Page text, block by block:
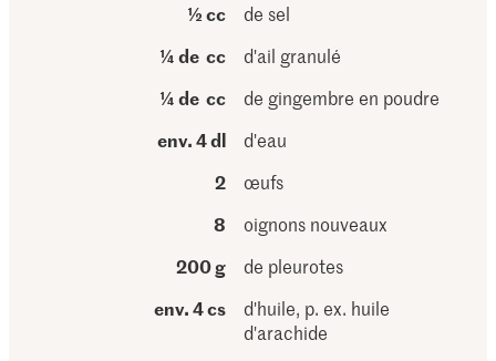
½ cc
de sel
¼ de cc
d'ail granulé
¼ de cc
de gingembre en poudre
env. 4 dl
d'eau
2
œufs
8
oignons nouveaux
200 g
de pleurotes
env. 4 cs
d'huile, p. ex. huile
d'arachide